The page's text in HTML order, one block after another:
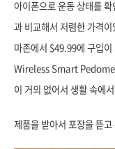
아이폰으로 운동 상태를
과 비교해서 저렴한 가격
마존에서 $49.99에 구입
Wireless Smart
이 거의 없어서 생활 속에
제품을 받아서 포장을 뜯